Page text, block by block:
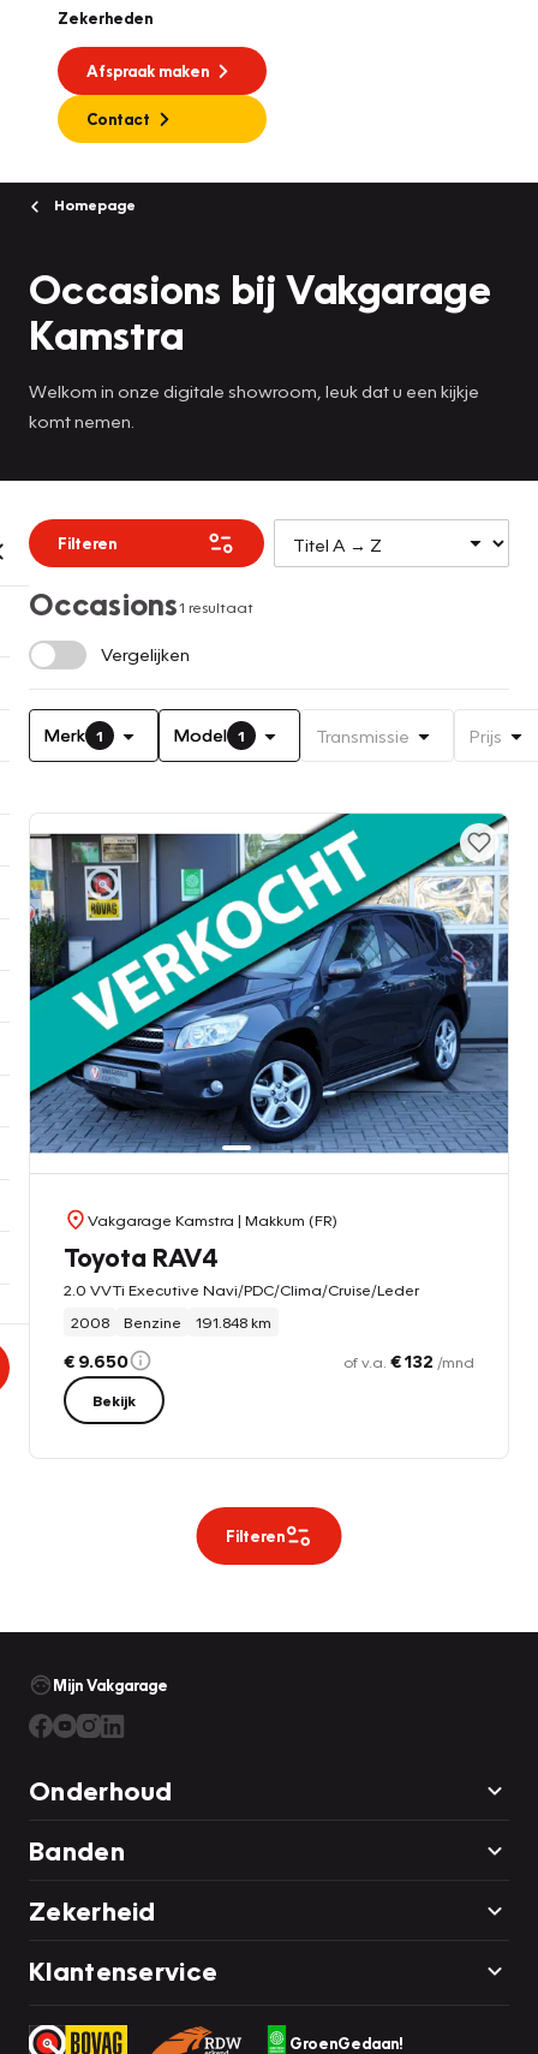
Zekerheden
Afspraak maken
Contact
Homepage
Occasions bij Vakgarage
Kamstra
Welkom in onze digitale showroom, leuk dat u een kijkje
komt nemen.
Filteren
Occasions1 resultaat
Vergelijken
Merk 1 Model 1 Transmissie Prijs
Vakgarage Kamstra | Makkum (FR)
Toyota RAV4
2.0 VVTi Executive Navi/PDC/Clima/Cruise/Leder
2008
Benzine 191.848 km
€ 9.650 of v.a. € 132 /mnd
Bekijk
Filteren
Mijn Vakgarage
Onderhoud
Banden
Zekerheid
Klantenservice
GroenGedaan!